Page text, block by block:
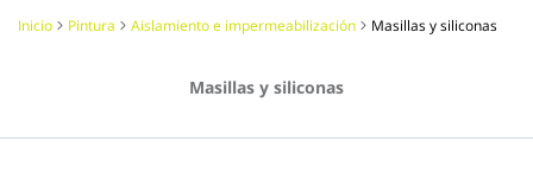
Inicio Pintura Aislamiento e impermeabilización Masillas y siliconas
Masillas y siliconas